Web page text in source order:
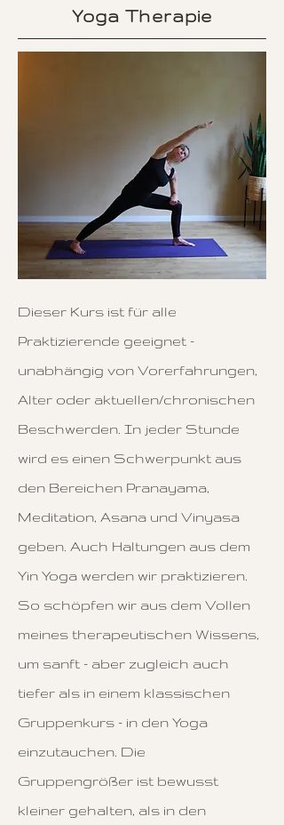
Yoga Therapie
Dieser Kurs ist für alle
Praktizierende geeignet -
unabhängig von Vorerfahrungen,
Alter oder aktuellen/chronischen
Beschwerden. In jeder Stunde
wird es einen Schwerpunkt aus
den Bereichen Pranayama,
Meditation, Asana und Vinyasa
geben. Auch Haltungen aus dem
Yin Yoga werden wir praktizieren.
So schöpfen wir aus dem Vollen
meines therapeutischen Wissens,
um sanft - aber zugleich auch
tiefer als in einem klassischen
Gruppenkurs - in den Yoga
einzutauchen. Die
Gruppengrößer ist bewusst
kleiner gehalten, als in den